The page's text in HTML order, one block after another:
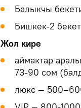
Балыкчы
Бишкек-2
Жол кире
аймактар
73-90 сом
люкс —